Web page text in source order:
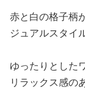
赤と白の格子柄
ジュアルスタイ
ゆったりとした
リラックス感の